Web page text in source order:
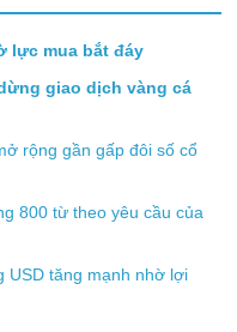
lực mua bắt đáy
giao dịch vàng cá
rộng gần gấp đôi số cổ
800 từ theo yêu cầu của
USD tăng mạnh nhờ lợi